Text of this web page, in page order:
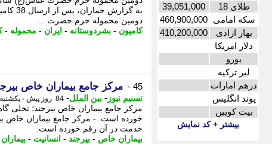
طلای 18
39,051,000
سکه امامی 460,900,000
بهار ازادی
410,200,000
دلار امریکا
یورو
لیر ترکیه
درهم امارات
پوند انگلیس
بیت کویین
بیشتر + کد نمایش
به
دومین محموله حرم حضرت ...
کامیون - بشردوستانه - ایران - محموله -
45 - مرکز جامع بیماران خاص
تسنیم نیوز - بین الملل- 84 روز پیش - یکشنبه 27 اردیبهشت 1405، 13:25
مرکز جامع بیماران خاص بیرجند؛ تجلی
خورده است. - مرکز جامع بیماران خاص
خدمت در آن رقم خورده است.
بیماران خاص - بیرجند - انسانیت - بیماران